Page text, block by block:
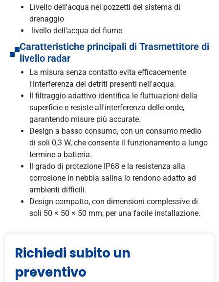
Livello dell'acqua nei pozzetti del sistema di
drenaggio
livello dell'acqua del fiume
Caratteristiche principali di Trasmettitore di
livello radar
La misura senza contatto evita efficacemente
l'interferenza dei detriti presenti nell'acqua.
Il filtraggio adattivo identifica le fluttuazioni della
superficie e resiste all'interferenza delle onde,
garantendo misure più accurate.
Design a basso consumo, con un consumo medio
di soli 0,3 W, che consente il funzionamento a lungo
termine a batteria.
Il grado di protezione IP68 e la resistenza alla
corrosione in nebbia salina lo rendono adatto ad
ambienti difficili.
Design compatto, con dimensioni complessive di
soli 50 × 50 × 50 mm, per una facile installazione.
Richiedi subito un
preventivo